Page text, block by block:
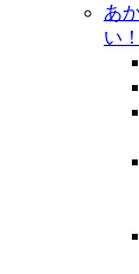
あ
い